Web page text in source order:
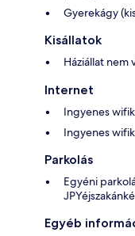
Gyerekágy
Kisállatok
Háziállat nem
Internet
Ingyenes
Ingyenes
Parkolás
Egyéni
Egyéb